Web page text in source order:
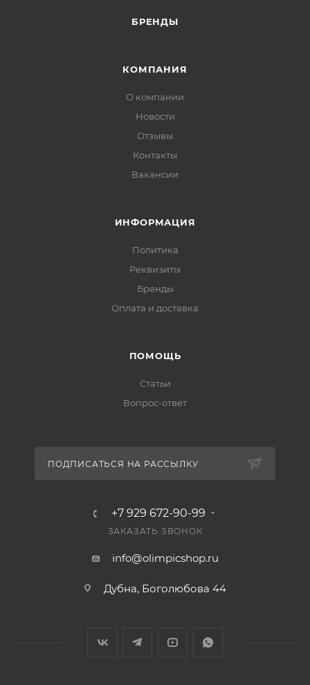
БРЕНДЫ
КОМПАНИЯ
О компании
Новости
Отзывы
Контакты
Вакансии
ИНФОРМАЦИЯ
Политика
Реквизиты
Бренды
Оплата и доставка
ПОМОЩЬ
Статьи
Вопрос-ответ
ПОДПИСАТЬСЯ НА РАССЫЛКУ
+7 929 672-90-99
ЗАКАЗАТЬ ЗВОНОК
info@olimpicshop.ru
Дубна, Боголюбова 44